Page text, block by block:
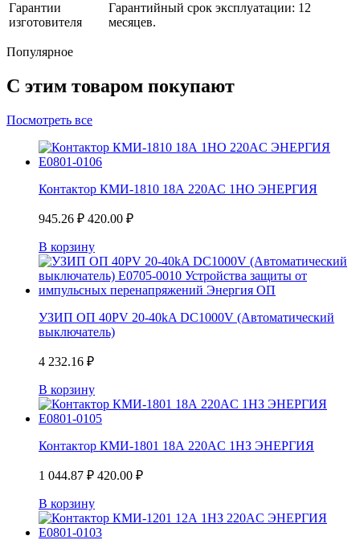
Гарантии
изготовителя
Гарантийный срок эксплуатации: 12
месяцев.
Популярное
С этим товаром покупают
Посмотреть все
Контактор КМИ-1810 18А 220AC 1НО ЭНЕРГИЯ
945.26 ₽ 420.00 ₽
В корзину
УЗИП ОП 40PV 20-40kA DC1000V (Автоматический
выключатель)
4 232.16 ₽
В корзину
Контактор КМИ-1801 18А 220AC 1НЗ ЭНЕРГИЯ
1 044.87 ₽ 420.00 ₽
В корзину